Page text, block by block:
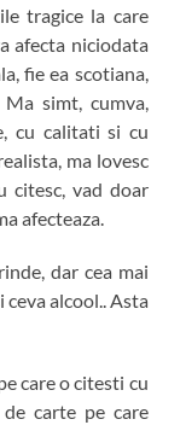
tragice la care
afecta niciodata
fie ea scotiana,
Ma simt, cumva,
cu calitati si cu
ma lovesc
citesc, vad doar
afecteaza.
dar cea mai
alcool.. Asta
care o citesti cu
carte pe care